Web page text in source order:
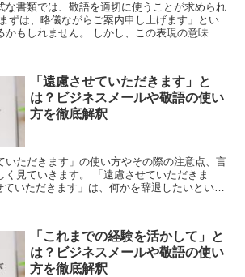
な書類では、敬語を適切に使うことが求められ
ずは、略儀ながらご案内申し上げます」とい
かもしれません。 しかし、この表現の意味や
「遠慮させていただきます」と
は？ビジネスメールや敬語の使い
方を徹底解釈
いただきます」の使い方やその際の注意点、言
く見ていきます。 「遠慮させていただきま
いただきます」は、何かを辞退したいという
「これまでの経験を活かして」と
は？ビジネスメールや敬語の使い
方を徹底解釈